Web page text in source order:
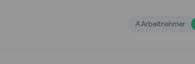
Arbeitnehmer